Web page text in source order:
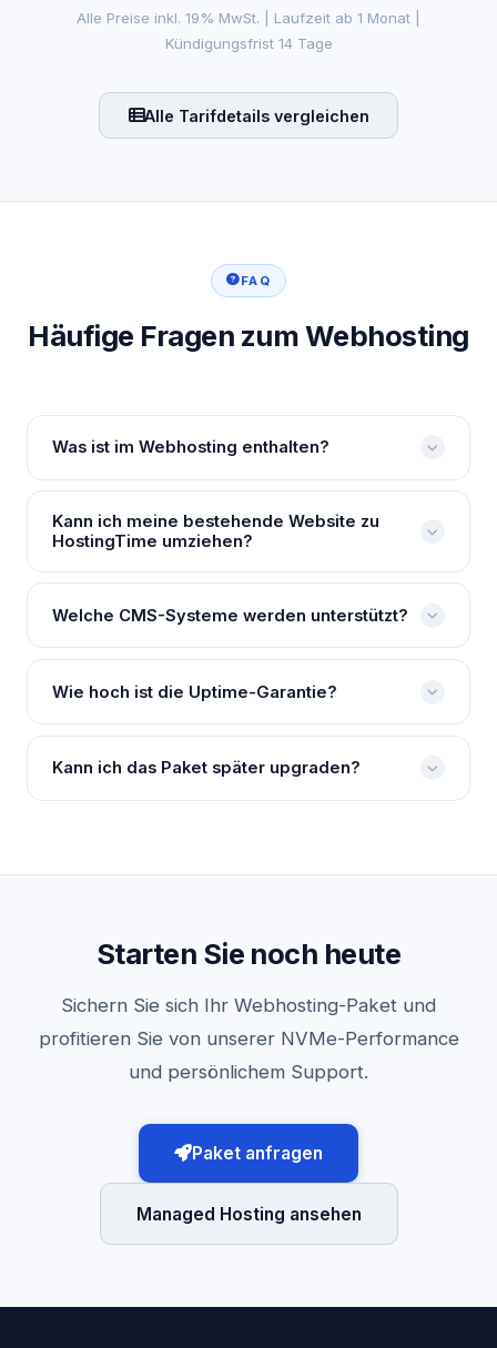
Alle Preise inkl. 19% MwSt. | Laufzeit ab 1 Monat |
Kündigungsfrist 14 Tage
Alle Tarifdetails vergleichen
FAQ
Häufige Fragen zum Webhosting
Was ist im Webhosting enthalten?
Kann ich meine bestehende Website zu
HostingTime umziehen?
Welche CMS-Systeme werden unterstützt?
Wie hoch ist die Uptime-Garantie?
Kann ich das Paket später upgraden?
Starten Sie noch heute
Sichern Sie sich Ihr Webhosting-Paket und
profitieren Sie von unserer NVMe-Performance
und persönlichem Support.
Paket anfragen
Managed Hosting ansehen